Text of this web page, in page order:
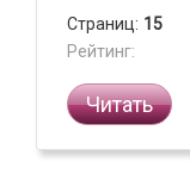
Страниц: 15
Рейтинг:
Читать